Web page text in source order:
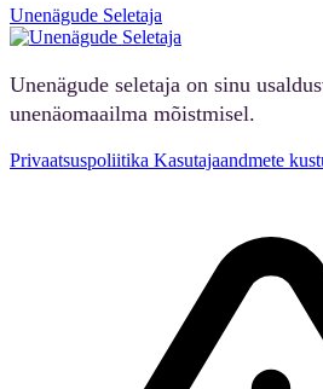
Unenägude Seletaja
Unenägude seletaja on sinu
unenäomaailma mõistmisel.
Privaatsuspoliitika Kasutajaandmete